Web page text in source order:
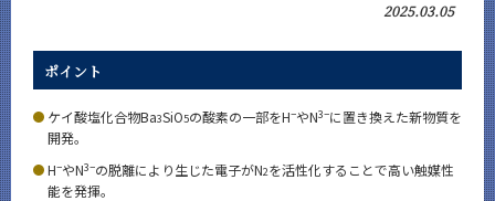
2025.03.05
ポイント
ケイ酸塩化合物Ba3SiO5の酸素の一部をH−やN3−に置き換えた新物質を
開発。
H−やN3−の脱離により生じた電子がN2を活性化することで高い触媒性
能を発揮。
入学案内
材料系 News
News
News 一覧